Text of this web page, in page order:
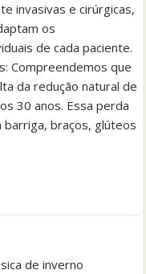
invasivas e cirúrgicas,
os
de cada paciente.
Compreendemos que
da redução natural de
30 anos. Essa perda
braços, glúteos
de inverno